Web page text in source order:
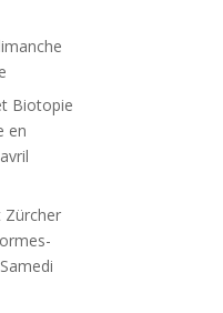
Biotopie
en
Zürcher